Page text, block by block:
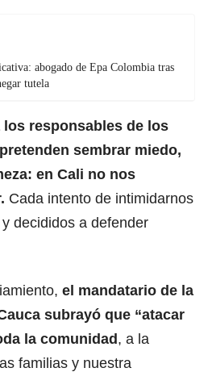
abogado de Epa Colombia tras
tutela
los responsables de los
sembrar miedo,
en Cali no nos
Cada intento de intimidarnos
decididos a defender
el mandatario de la
subrayó que “atacar
la comunidad, a la
familias y nuestra